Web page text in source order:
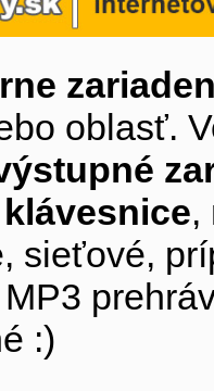
oblasť.
,
sieťové,
:)